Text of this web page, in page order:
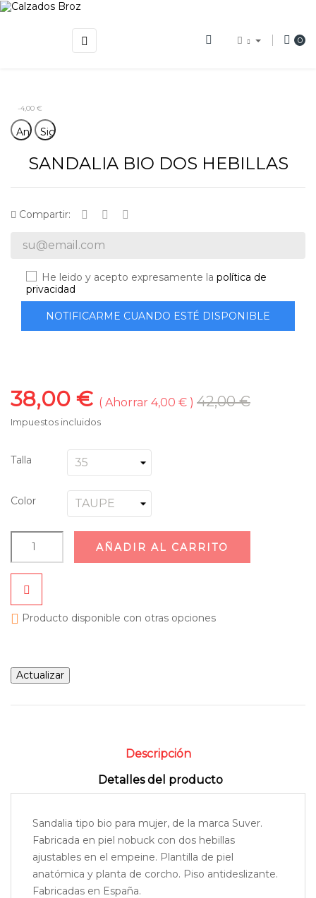
Navegación
de
☰ 0
-4,00 €
AnteriorSiguiente
SANDALIA BIO DOS HEBILLAS
Compartir:
He leido y acepto expresamente lapolítica de
privacidad
NOTIFICARME CUANDO ESTÉ DISPONIBLE
38,00 € Ahorrar 4,00 € 42,00 €
Impuestos incluidos
Talla
Color
AÑADIR AL CARRITO
 Producto disponible con otras opciones
Descripción
Detalles del producto
Sandalia tipo bio para mujer, de la marca Suver.
Fabricada en piel nobuck con dos hebillas
ajustables en el empeine. Plantilla de piel
anatómica y planta de corcho. Piso antideslizante.
Fabricadas en España.